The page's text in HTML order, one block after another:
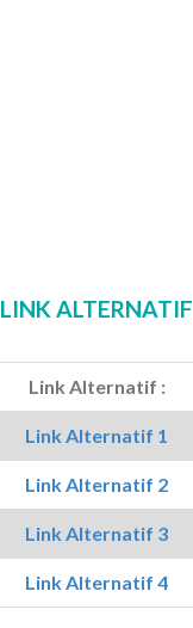
LINK ALTERNATIF
Link Alternatif :
Link Alternatif 1
Link Alternatif 2
Link Alternatif 3
Link Alternatif 4